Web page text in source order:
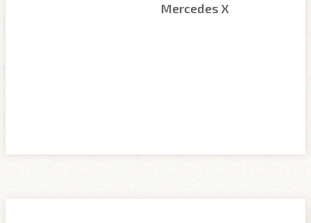
Mercedes X